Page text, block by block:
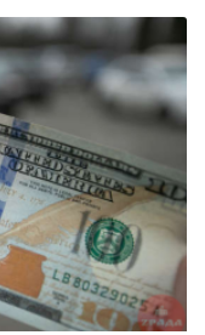
зерновые
культуры»